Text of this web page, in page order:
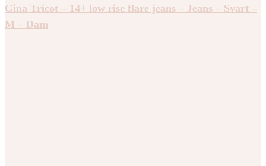
Gina Tricot – 14+ low rise flare jeans – Jeans – Svart –
M – Dam